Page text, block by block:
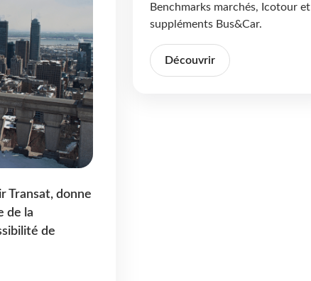
Transat, donne
de la
de
Benchmarks marchés, Icotour et
suppléments Bus&Car.
Découvrir